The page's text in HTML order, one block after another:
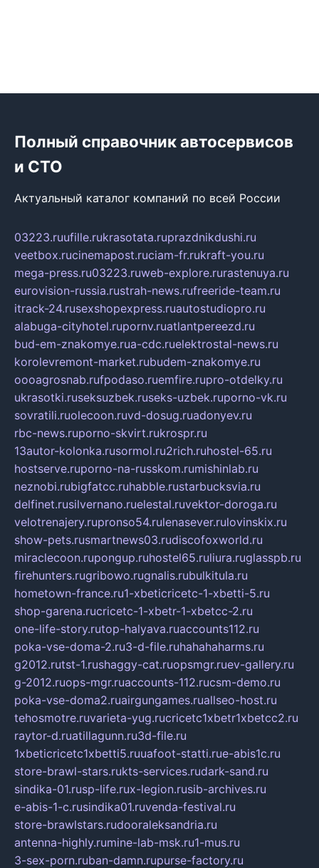
Полный справочник автосервисов
и СТО
Актуальный каталог компаний по всей России
03223.ruufille.rukrasotata.ruprazdnikdushi.ru
veetbox.rucinemapost.ruciam-fr.rukraft-you.ru
mega-press.ru03223.ruweb-explore.rurastenuya.ru
eurovision-russia.rustrah-news.rufreeride-team.ru
itrack-24.rusexshopexpress.ruautostudiopro.ru
alabuga-cityhotel.rupornv.ruatlantpereezd.ru
bud-em-znakomye.rua-cdc.ruelektrostal-news.ru
korolevremont-market.rubudem-znakomye.ru
oooagrosnab.rufpodaso.ruemfire.rupro-otdelky.ru
ukrasotki.ruseksuzbek.ruseks-uzbek.ruporno-vk.ru
sovratili.ruolecoon.ruvd-dosug.ruadonyev.ru
rbc-news.ruporno-skvirt.rukrospr.ru
13autor-kolonka.rusormol.ru2rich.ruhostel-65.ru
hostserve.ruporno-na-russkom.rumishinlab.ru
neznobi.rubigfatcc.ruhabble.rustarbucksvia.ru
delfinet.rusilvernano.ruelestal.ruvektor-doroga.ru
velotrenajery.rupronso54.rulenasever.rulovinskix.ru
show-pets.rusmartnews03.rudiscofoxworld.ru
miraclecoon.rupongup.ruhostel65.ruliura.ruglasspb.ru
firehunters.rugribowo.rugnalis.rubulkitula.ru
hometown-france.ru1-xbeticricetc-1-xbetti-5.ru
shop-garena.rucricetc-1-xbetr-1-xbetcc-2.ru
one-life-story.rutop-halyava.ruaccounts112.ru
poka-vse-doma-2.ru3-d-file.ruhahahaharms.ru
g2012.rutst-1.rushaggy-cat.ruopsmgr.ruev-gallery.ru
g-2012.ruops-mgr.ruaccounts-112.rucsm-demo.ru
poka-vse-doma2.ruairgungames.ruallseo-host.ru
tehosmotre.ruvarieta-yug.rucricetc1xbetr1xbetcc2.ru
raytor-d.ruatillagunn.ru3d-file.ru
1xbeticricetc1xbetti5.ruuafoot-statti.rue-abis1c.ru
store-brawl-stars.rukts-services.rudark-sand.ru
sindika-01.rusp-life.rux-legion.rusib-archives.ru
e-abis-1-c.rusindika01.ruvenda-festival.ru
store-brawlstars.rudooraleksandria.ru
antenna-highly.rumine-lab-msk.ru1-mus.ru
3-sex-porn.ruban-damn.rupurse-factory.ru